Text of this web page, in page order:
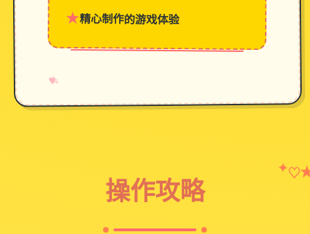
★精心制作的游戏体验
♥
✧
→
操作攻略
✦♡